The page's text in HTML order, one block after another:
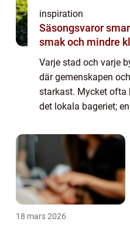
inspiration
Säsongsvaror smartare mat med mer
smak och mindre
Varje stad och varje
där gemenskapen
starkast. Mycket ofta
det lokala bageriet;
sammanfl&a...
18 mars 2026